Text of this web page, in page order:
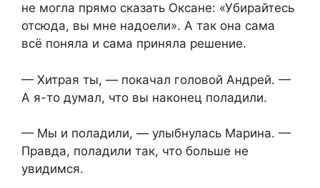
не могла прямо сказать Оксане: «Убирайтесь
отсюда, вы мне надоели». А так она сама
всё поняла и сама приняла решение.
— Хитрая ты, — покачал головой Андрей. —
А я-то думал, что вы наконец поладили.
— Мы и поладили, — улыбнулась Марина. —
Правда, поладили так, что больше не
увидимся.